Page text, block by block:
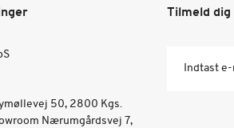
50, 2800 Kgs.
Nærumgårdsvej 7,
Tilmeld
Indtast